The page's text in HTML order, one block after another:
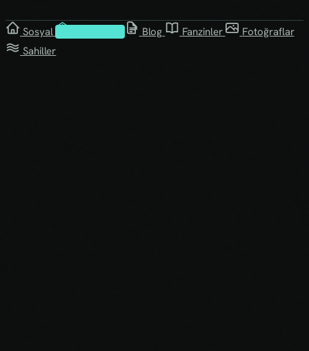
Sosyal Blog Fanzinler
Fotoğraflar
Sahiller